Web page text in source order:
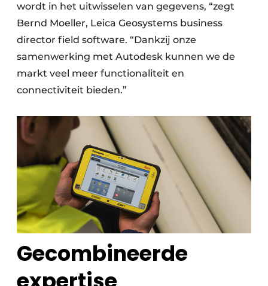
wordt in het uitwisselen van gegevens, “zegt
Bernd Moeller, Leica Geosystems business
director field software. “Dankzij onze
samenwerking met Autodesk kunnen we de
markt veel meer functionaliteit en
connectiviteit bieden.”
Gecombineerde